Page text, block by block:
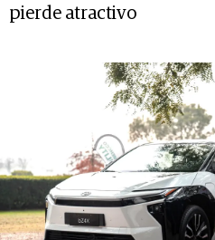
pierde atractivo